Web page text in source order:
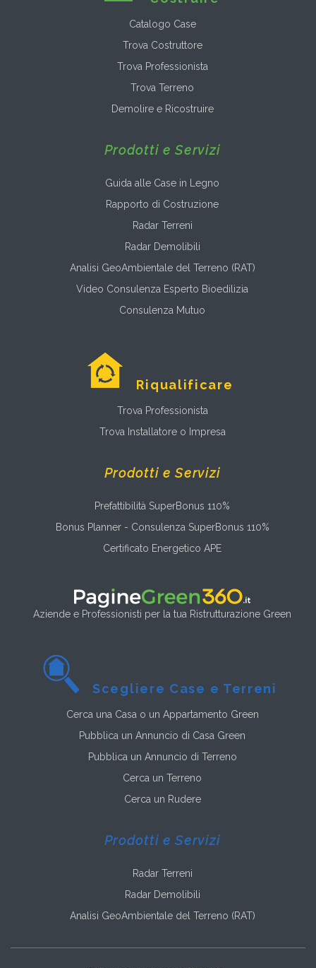
Catalogo Case
Trova Costruttore
Trova Professionista
Trova Terreno
Demolire e Ricostruire
Prodotti e Servizi
Guida alle Case in Legno
Rapporto di Costruzione
Radar Terreni
Radar Demolibili
Analisi GeoAmbientale del Terreno (RAT)
Video Consulenza Esperto Bioedilizia
Consulenza Mutuo
Riqualificare
Trova Professionista
Trova Installatore o Impresa
Prodotti e Servizi
Prefattibilità SuperBonus 110%
Bonus Planner - Consulenza SuperBonus 110%
Certificato Energetico APE
Aziende e Professionisti per la tua Ristrutturazione Green
Scegliere Case e Terreni
Cerca una Casa o un Appartamento Green
Pubblica un Annuncio di Casa Green
Pubblica un Annuncio di Terreno
Cerca un Terreno
Cerca un Rudere
Prodotti e Servizi
Radar Terreni
Radar Demolibili
Analisi GeoAmbientale del Terreno (RAT)